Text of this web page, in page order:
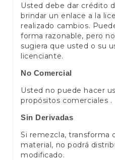
Usted debe dar crédito
brindar un enlace a la
realizado cambios.
forma razonable, pero
sugiera que usted o su
licenciante.
No Comercial
Usted no puede hacer
propósitos comerciales .
Sin Derivadas
Si remezcla, transforma
material, no podrá
modificado.